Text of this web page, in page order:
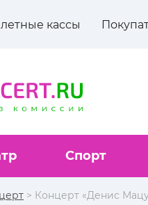
кассы
Спорт
> Концерт «Денис